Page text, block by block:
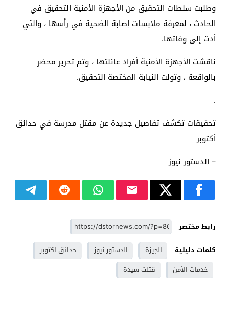
وطلبت سلطات التحقيق من الأجهزة الأمنية التحقيق في
الحادث ، لمعرفة ملابسات إصابة الضحية في رأسها ، والتي
أدت إلى وفاتها.
ناقشت الأجهزة الأمنية أفراد عائلتها ، وتم تحرير محضر
بالواقعة ، وتولت النيابة المختصة التحقيق.
.
تحقيقات تكشف تفاصيل جديدة عن مقتل مدرسة في حدائق
أكتوبر
– الدستور نيوز
رابط مختصر
كلمات دليلية
الجيزة الدستور نيوز
حدائق اكتوبر
خدمات الأمن
قتلت سيدة